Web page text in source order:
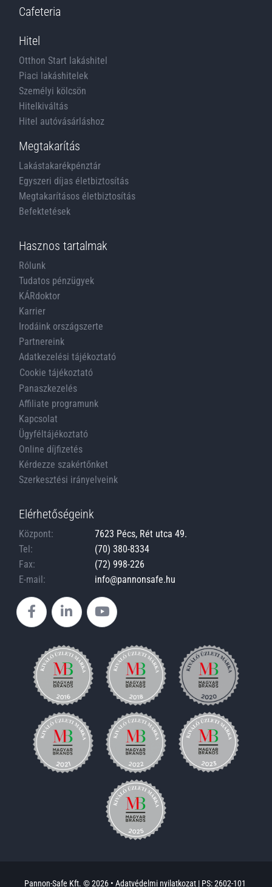
Cafeteria
Hitel
Otthon Start lakáshitel
Piaci lakáshitelek
Személyi kölcsön
Hitelkiváltás
Hitel autóvásárláshoz
Megtakarítás
Lakástakarékpénztár
Egyszeri díjas életbiztosítás
Megtakarításos életbiztosítás
Befektetések
Hasznos tartalmak
Rólunk
Tudatos pénzügyek
KÁRdoktor
Karrier
Irodáink országszerte
Partnereink
Adatkezelési tájékoztató
Cookie tájékoztató
Panaszkezelés
Affiliate programunk
Kapcsolat
Ügyféltájékoztató
Online díjfizetés
Kérdezze szakértőnket
Szerkesztési irányelveink
Elérhetőségeink
Központ:
7623 Pécs, Rét utca 49.
Tel:
(70) 380-8334
Fax:
(72) 998-226
E-mail:
info@pannonsafe.hu
Pannon-Safe Kft. © 2026 • Adatvédelmi nyilatkozat | PS: 2602-101